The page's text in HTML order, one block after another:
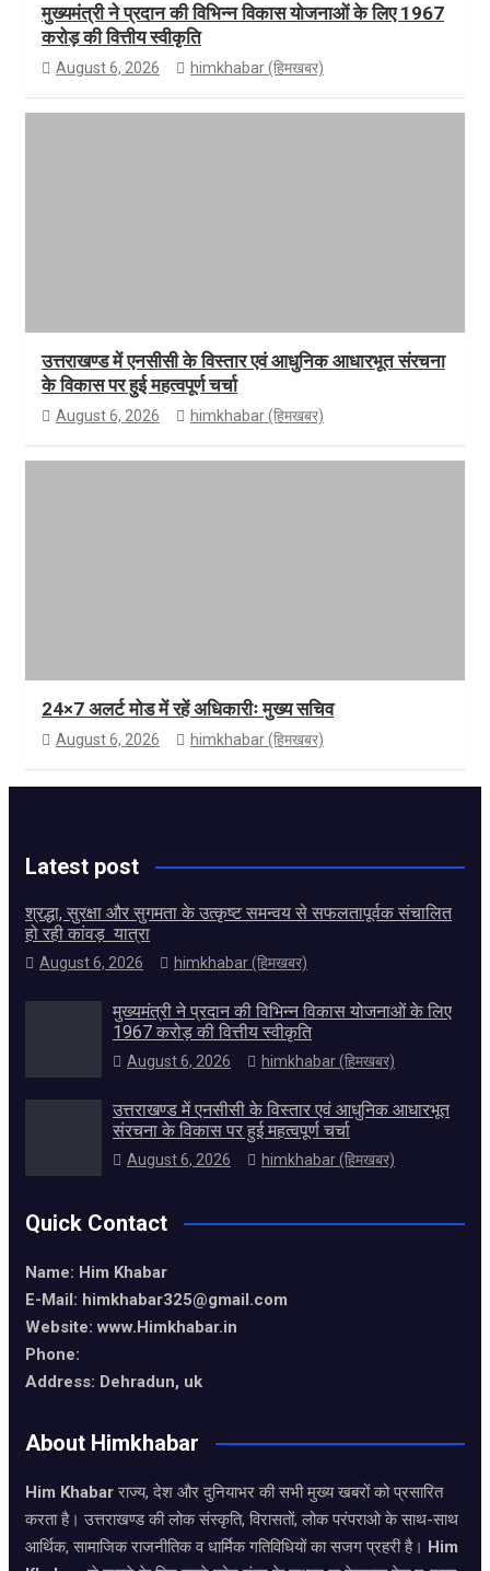
मुख्यमंत्री ने प्रदान की विभिन्न विकास योजनाओं के लिए 1967
करोड़ की वित्तीय स्वीकृति
August 6, 2026 himkhabar (हिमखबर)
उत्तराखण्ड में एनसीसी के विस्तार एवं आधुनिक आधारभूत संरचना
के विकास पर हुई महत्वपूर्ण चर्चा
August 6, 2026 himkhabar (हिमखबर)
24×7 अलर्ट मोड में रहें अधिकारीः मुख्य सचिव
August 6, 2026 himkhabar (हिमखबर)
Latest post
श्रद्धा, सुरक्षा और सुगमता के उत्कृष्ट समन्वय से सफलतापूर्वक संचालित
हो रही कांवड़ यात्रा
August 6, 2026 himkhabar (हिमखबर)
मुख्यमंत्री ने प्रदान की विभिन्न विकास योजनाओं के लिए
1967 करोड़ की वित्तीय स्वीकृति
August 6, 2026 himkhabar (हिमखबर)
उत्तराखण्ड में एनसीसी के विस्तार एवं आधुनिक आधारभूत
संरचना के विकास पर हुई महत्वपूर्ण चर्चा
August 6, 2026 himkhabar (हिमखबर)
Quick Contact
Name: Him Khabar
E-Mail: himkhabar325@gmail.com
Website: www.Himkhabar.in
Phone:
Address: Dehradun, uk
About Himkhabar
Him Khabarराज्य, देश और दुनियाभर की सभी मुख्य खबरों को प्रसारित
करता है। उत्तराखण्ड की लोक संस्कृति, विरासतों, लोक परंपराओ के साथ-साथ
आर्थिक, सामाजिक राजनीतिक व धार्मिक गतिविधियों का सजग प्रहरी है। Him